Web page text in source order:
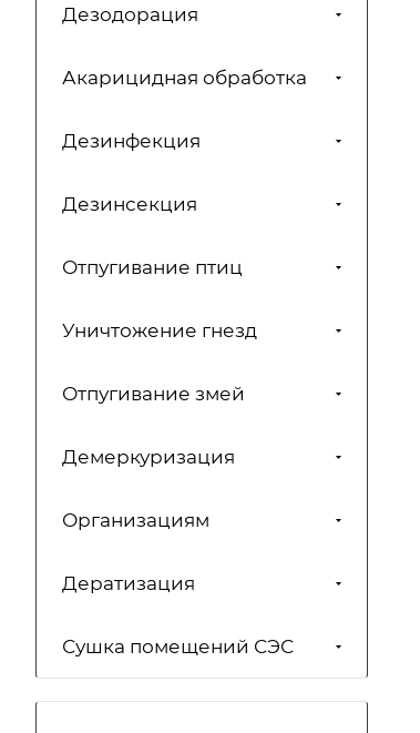
Дезодорация
Акарицидная обработка
Дезинфекция
Дезинсекция
Отпугивание птиц
Уничтожение гнезд
Отпугивание змей
Демеркуризация
Организациям
Дератизация
Сушка помещений СЭС